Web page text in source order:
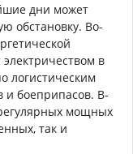
дни может
обстановку. Во-
в
логистическим
и боеприпасов. В-
мощных
так и